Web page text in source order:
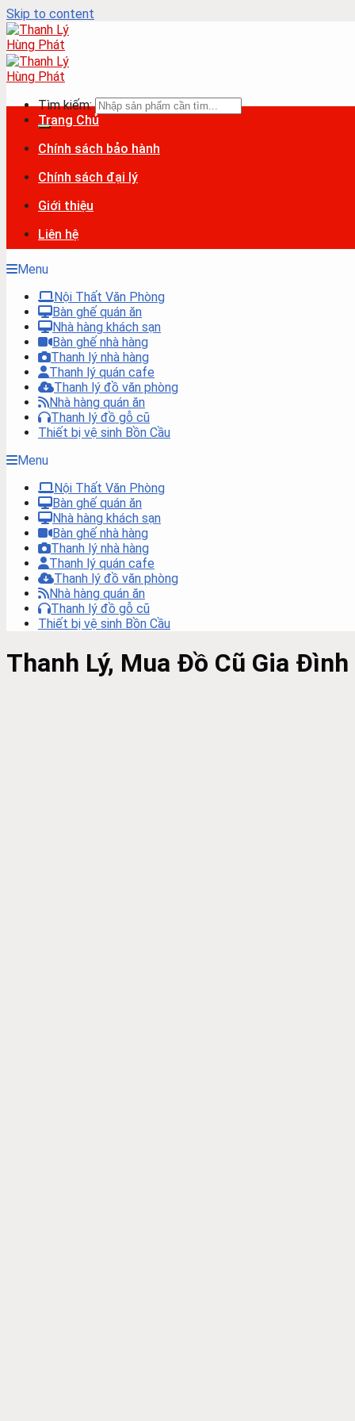
Skip to content
Tìm kiếm:
Trang Chủ
Chính sách bảo hành
Chính sách đại lý
Giới thiệu
Liên hệ
Menu
Nội Thất Văn Phòng
Bàn ghế quán ăn
Nhà hàng khách sạn
Bàn ghế nhà hàng
Thanh lý nhà hàng
Thanh lý quán cafe
Thanh lý đồ văn phòng
Nhà hàng quán ăn
Thanh lý đồ gỗ cũ
Thiết bị vệ sinh Bồn Cầu
Menu
Nội Thất Văn Phòng
Bàn ghế quán ăn
Nhà hàng khách sạn
Bàn ghế nhà hàng
Thanh lý nhà hàng
Thanh lý quán cafe
Thanh lý đồ văn phòng
Nhà hàng quán ăn
Thanh lý đồ gỗ cũ
Thiết bị vệ sinh Bồn Cầu
Thanh Lý, Mua Đồ Cũ Gia Đình